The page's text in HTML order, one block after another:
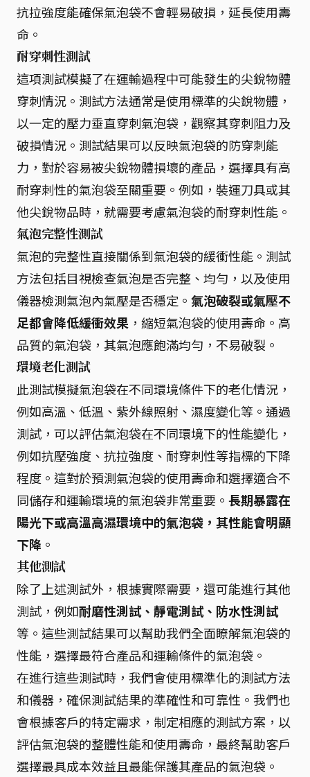
抗拉強度能確保氣泡袋不會輕易破損，延長使用壽
命。
耐穿刺性測試
這項測試模擬了在運輸過程中可能發生的尖銳物體
穿刺情況。測試方法通常是使用標準的尖銳物體，
以一定的壓力垂直穿刺氣泡袋，觀察其穿刺阻力及
破損情況。測試結果可以反映氣泡袋的防穿刺能
力，對於容易被尖銳物體損壞的產品，選擇具有高
耐穿刺性的氣泡袋至關重要。例如，裝運刀具或其
他尖銳物品時，就需要考慮氣泡袋的耐穿刺性能。
氣泡完整性測試
氣泡的完整性直接關係到氣泡袋的緩衝性能。測試
方法包括目視檢查氣泡是否完整、均勻，以及使用
儀器檢測氣泡內氣壓是否穩定。 氣泡破裂或氣壓不
足都會降低緩衝效果 ，縮短氣泡袋的使用壽命。高
品質的氣泡袋，其氣泡應飽滿均勻，不易破裂。
環境老化測試
此測試模擬氣泡袋在不同環境條件下的老化情況，
例如高溫、低溫、紫外線照射、濕度變化等。通過
測試，可以評估氣泡袋在不同環境下的性能變化，
例如抗壓強度、抗拉強度、耐穿刺性等指標的下降
程度。這對於預測氣泡袋的使用壽命和選擇適合不
同儲存和運輸環境的氣泡袋非常重要。 長期暴露在
陽光下或高溫高濕環境中的氣泡袋，其性能會明顯
下降 。
其他測試
除了上述測試外，根據實際需要，還可能進行其他
測試，例如耐磨性測試、靜電測試、防水性測試
等。這些測試結果可以幫助我們全面瞭解氣泡袋的
性能，選擇最符合產品和運輸條件的氣泡袋。
在進行這些測試時，我們會使用標準化的測試方法
和儀器，確保測試結果的準確性和可靠性。我們也
會根據客戶的特定需求，制定相應的測試方案，以
評估氣泡袋的整體性能和使用壽命，最終幫助客戶
選擇最具成本效益且最能保護其產品的氣泡袋。